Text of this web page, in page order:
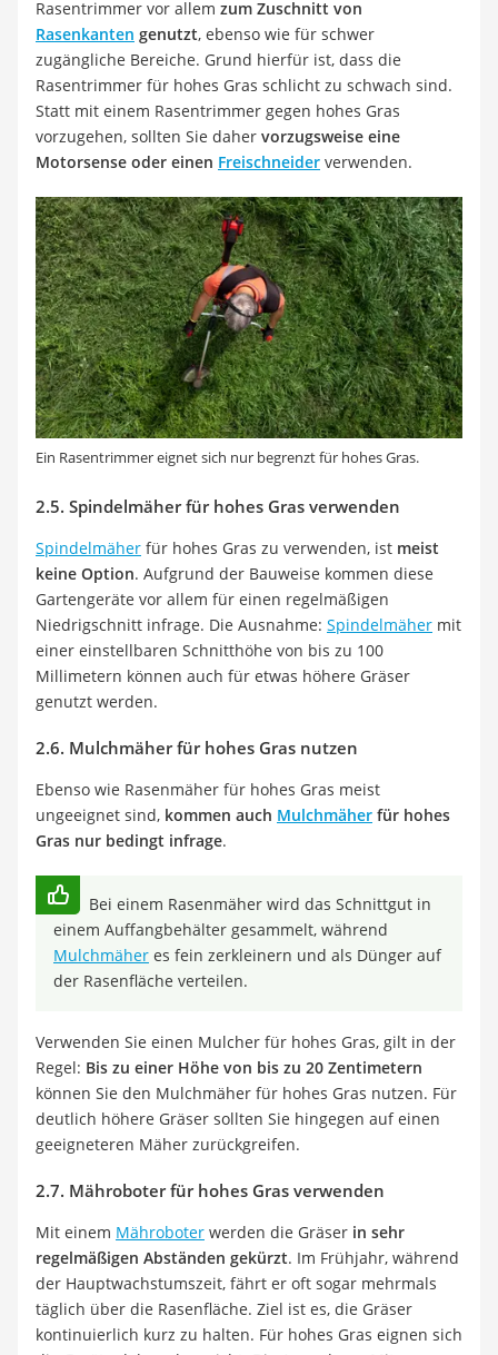
Rasentrimmer vor allem zum Zuschnitt von
Rasenkanten genutzt, ebenso wie für schwer
zugängliche Bereiche. Grund hierfür ist, dass die
Rasentrimmer für hohes Gras schlicht zu schwach sind.
Statt mit einem Rasentrimmer gegen hohes Gras
vorzugehen, sollten Sie daher vorzugsweise eine
Motorsense oder einen Freischneider verwenden.
Ein Rasentrimmer eignet sich nur begrenzt für hohes Gras.
2.5. Spindelmäher für hohes Gras verwenden
Spindelmäher für hohes Gras zu verwenden, ist meist
keine Option. Aufgrund der Bauweise kommen diese
Gartengeräte vor allem für einen regelmäßigen
Niedrigschnitt infrage. Die Ausnahme: Spindelmäher mit
einer einstellbaren Schnitthöhe von bis zu 100
Millimetern können auch für etwas höhere Gräser
genutzt werden.
2.6. Mulchmäher für hohes Gras nutzen
Ebenso wie Rasenmäher für hohes Gras meist
ungeeignet sind, kommen auch Mulchmäher für hohes
Gras nur bedingt infrage.
Bei einem Rasenmäher wird das Schnittgut in
einem Auffangbehälter gesammelt, während
Mulchmäher es fein zerkleinern und als Dünger auf
der Rasenfläche verteilen.
Verwenden Sie einen Mulcher für hohes Gras, gilt in der
Regel: Bis zu einer Höhe von bis zu 20 Zentimetern
können Sie den Mulchmäher für hohes Gras nutzen. Für
deutlich höhere Gräser sollten Sie hingegen auf einen
geeigneteren Mäher zurückgreifen.
2.7. Mähroboter für hohes Gras verwenden
Mit einem Mähroboter werden die Gräser in sehr
regelmäßigen Abständen gekürzt. Im Frühjahr, während
der Hauptwachstumszeit, fährt er oft sogar mehrmals
täglich über die Rasenfläche. Ziel ist es, die Gräser
kontinuierlich kurz zu halten. Für hohes Gras eignen sich